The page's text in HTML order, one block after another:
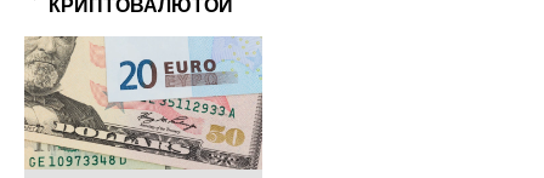
КРИПТОВАЛЮТОЙ